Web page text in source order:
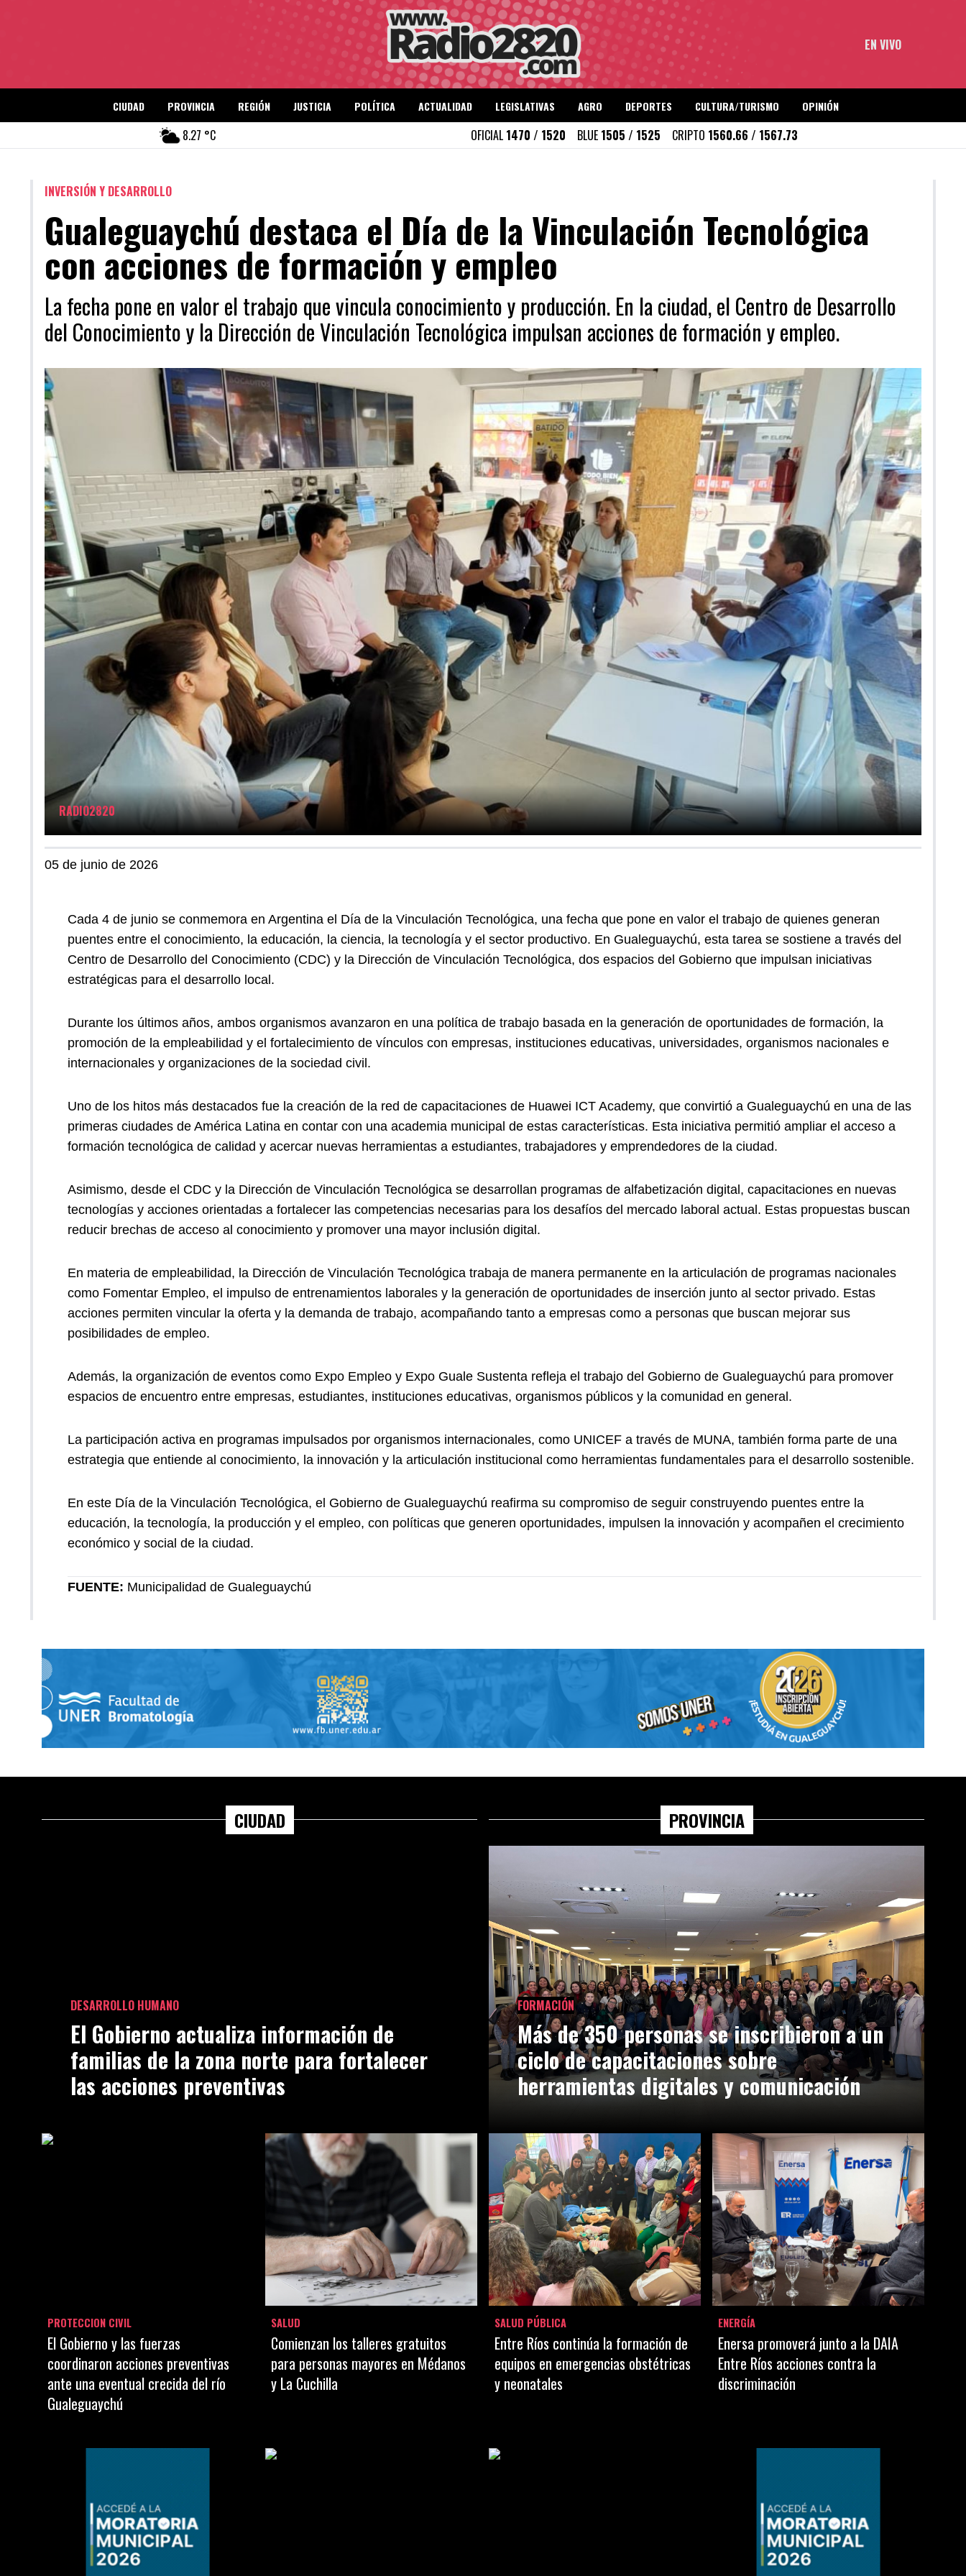
EN VIVO
CIUDAD PROVINCIA REGIÓN JUSTICIA POLÍTICA ACTUALIDAD LEGISLATIVAS AGRO DEPORTES CULTURA/TURISMO OPINIÓN
8.27 °C OFICIAL 1470 / 1520 BLUE 1505 / 1525 CRIPTO 1560.66 / 1567.73
INVERSIÓN Y DESARROLLO
Gualeguaychú destaca el Día de la Vinculación Tecnológica
con acciones de formación y empleo
La fecha pone en valor el trabajo que vincula conocimiento y producción. En la ciudad, el Centro de Desarrollo
del Conocimiento y la Dirección de Vinculación Tecnológica impulsan acciones de formación y empleo.
RADIO2820
05 de junio de 2026
Cada 4 de junio se conmemora en Argentina el Día de la Vinculación Tecnológica, una fecha que pone en valor el trabajo de quienes generan
puentes entre el conocimiento, la educación, la ciencia, la tecnología y el sector productivo. En Gualeguaychú, esta tarea se sostiene a través del
Centro de Desarrollo del Conocimiento (CDC) y la Dirección de Vinculación Tecnológica, dos espacios del Gobierno que impulsan iniciativas
estratégicas para el desarrollo local.
Durante los últimos años, ambos organismos avanzaron en una política de trabajo basada en la generación de oportunidades de formación, la
promoción de la empleabilidad y el fortalecimiento de vínculos con empresas, instituciones educativas, universidades, organismos nacionales e
internacionales y organizaciones de la sociedad civil.
Uno de los hitos más destacados fue la creación de la red de capacitaciones de Huawei ICT Academy, que convirtió a Gualeguaychú en una de las
primeras ciudades de América Latina en contar con una academia municipal de estas características. Esta iniciativa permitió ampliar el acceso a
formación tecnológica de calidad y acercar nuevas herramientas a estudiantes, trabajadores y emprendedores de la ciudad.
Asimismo, desde el CDC y la Dirección de Vinculación Tecnológica se desarrollan programas de alfabetización digital, capacitaciones en nuevas
tecnologías y acciones orientadas a fortalecer las competencias necesarias para los desafíos del mercado laboral actual. Estas propuestas buscan
reducir brechas de acceso al conocimiento y promover una mayor inclusión digital.
En materia de empleabilidad, la Dirección de Vinculación Tecnológica trabaja de manera permanente en la articulación de programas nacionales
como Fomentar Empleo, el impulso de entrenamientos laborales y la generación de oportunidades de inserción junto al sector privado. Estas
acciones permiten vincular la oferta y la demanda de trabajo, acompañando tanto a empresas como a personas que buscan mejorar sus
posibilidades de empleo.
Además, la organización de eventos como Expo Empleo y Expo Guale Sustenta refleja el trabajo del Gobierno de Gualeguaychú para promover
espacios de encuentro entre empresas, estudiantes, instituciones educativas, organismos públicos y la comunidad en general.
La participación activa en programas impulsados por organismos internacionales, como UNICEF a través de MUNA, también forma parte de una
estrategia que entiende al conocimiento, la innovación y la articulación institucional como herramientas fundamentales para el desarrollo sostenible.
En este Día de la Vinculación Tecnológica, el Gobierno de Gualeguaychú reafirma su compromiso de seguir construyendo puentes entre la
educación, la tecnología, la producción y el empleo, con políticas que generen oportunidades, impulsen la innovación y acompañen el crecimiento
económico y social de la ciudad.
FUENTE: Municipalidad de Gualeguaychú
CIUDAD
DESARROLLO HUMANO
El Gobierno actualiza información de
familias de la zona norte para fortalecer
las acciones preventivas
PROTECCION CIVIL
El Gobierno y las fuerzas
coordinaron acciones preventivas
ante una eventual crecida del río
Gualeguaychú
SALUD
Comienzan los talleres gratuitos
para personas mayores en Médanos
y La Cuchilla
PROVINCIA
FORMACIÓN
Más de 350 personas se inscribieron a un
ciclo de capacitaciones sobre
herramientas digitales y comunicación
SALUD PÚBLICA
Entre Ríos continúa la formación de
equipos en emergencias obstétricas
y neonatales
ENERGÍA
Enersa promoverá junto a la DAIA
Entre Ríos acciones contra la
discriminación